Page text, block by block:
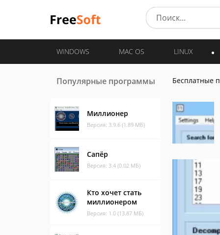
WINDOWS MAC OS LINUX
Популярные программы
Миллионер
Версия: 3.9.6 (1.89 МБ)
Сапёр
Версия: 3.4 (0.02 МБ)
Кто хочет стать
миллионером
Версия: 1.0 (13.87 МБ)
Бесплатные